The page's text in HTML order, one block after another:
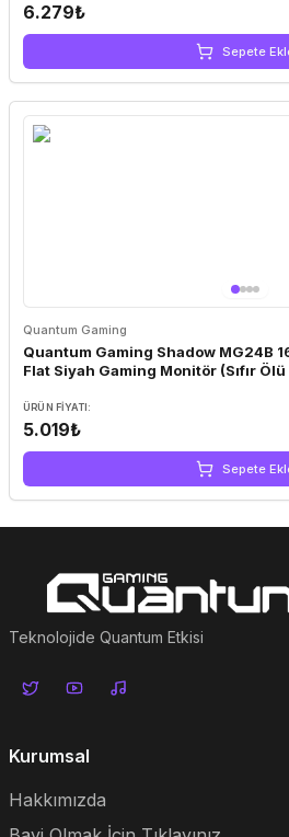
6.279₺
Sepete
Quantum Gaming
Quantum Gaming Shadow MG24B
Flat Siyah Gaming Monitör (Sıfır
ÜRÜN FIYATI:
5.019₺
Sepete
Teknolojide Quantum Etkisi
Kurumsal
Hakkımızda